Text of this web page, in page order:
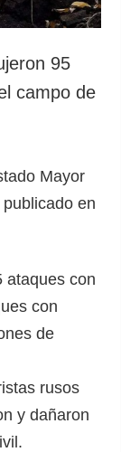
95
campo de
Mayor
en
ataques con
con
de
rusos
y dañaron